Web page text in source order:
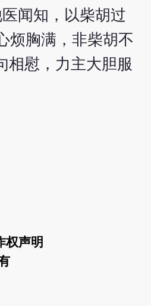
闻知，以柴胡过
烦胸满，非柴胡不
相慰，力主大胆服
权声明